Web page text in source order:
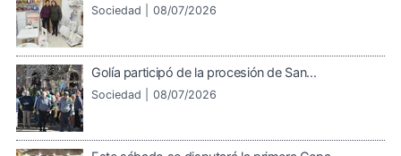
Sociedad | 08/07/2026
Golía participó de la procesión de San...
Sociedad | 08/07/2026